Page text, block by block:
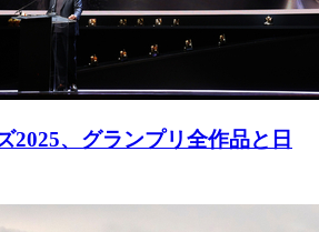
2025、グランプリ全作品と日